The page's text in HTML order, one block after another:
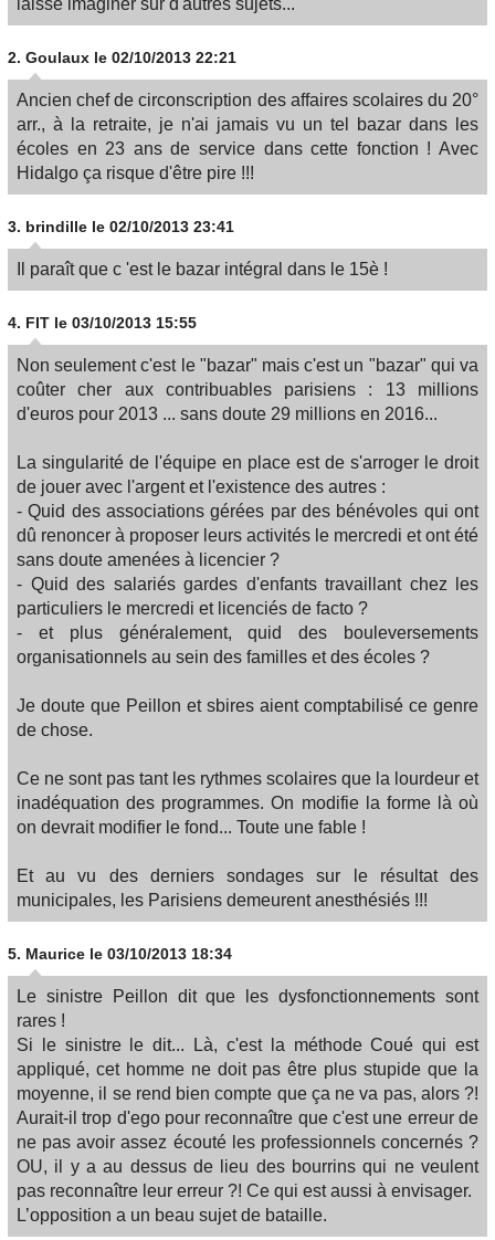
2. Goulaux le 02/10/2013 22:21
Ancien chef de circonscription des affaires scolaires du 20°
arr., à la retraite, je n'ai jamais vu un tel bazar dans les
écoles en 23 ans de service dans cette fonction ! Avec
Hidalgo ça risque d'être pire !!!
3. brindille le 02/10/2013 23:41
Il paraît que c 'est le bazar intégral dans le 15è !
4. FIT le 03/10/2013 15:55
Non seulement c'est le "bazar" mais c'est un "bazar" qui va
coûter cher aux contribuables parisiens : 13 millions
d'euros pour 2013 ... sans doute 29 millions en 2016...
La singularité de l'équipe en place est de s'arroger le droit
de jouer avec l'argent et l'existence des autres :
- Quid des associations gérées par des bénévoles qui ont
dû renoncer à proposer leurs activités le mercredi et ont été
sans doute amenées à licencier ?
- Quid des salariés gardes d'enfants travaillant chez les
particuliers le mercredi et licenciés de facto ?
- et plus généralement, quid des bouleversements
organisationnels au sein des familles et des écoles ?
Je doute que Peillon et sbires aient comptabilisé ce genre
de chose.
Ce ne sont pas tant les rythmes scolaires que la lourdeur et
inadéquation des programmes. On modifie la forme là où
on devrait modifier le fond... Toute une fable !
Et au vu des derniers sondages sur le résultat des
municipales, les Parisiens demeurent anesthésiés !!!
5. Maurice le 03/10/2013 18:34
Le sinistre Peillon dit que les dysfonctionnements sont
rares !
Si le sinistre le dit... Là, c'est la méthode Coué qui est
appliqué, cet homme ne doit pas être plus stupide que la
moyenne, il se rend bien compte que ça ne va pas, alors ?!
Aurait-il trop d'ego pour reconnaître que c'est une erreur de
ne pas avoir assez écouté les professionnels concernés ?
OU, il y a au dessus de lieu des bourrins qui ne veulent
pas reconnaître leur erreur ?! Ce qui est aussi à envisager.
L’opposition a un beau sujet de bataille.